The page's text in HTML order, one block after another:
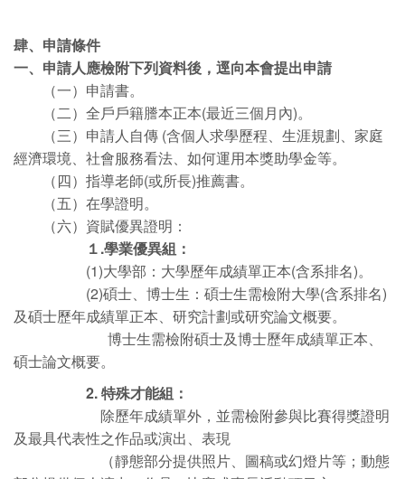
肆、申請條件
一、申請人應檢附下列資料後，逕向本會提出申請
（一）申請書。
（二）全戶戶籍謄本正本(最近三個月內)。
（三）申請人自傳 (含個人求學歷程、生涯規劃、家庭
經濟環境、社會服務看法、如何運用本獎助學金等。
（四）指導老師(或所長)推薦書。
（五）在學證明。
（六）資賦優異證明：
１.學業優異組：
(1)大學部：大學歷年成績單正本(含系排名)。
(2)碩士、博士生：碩士生需檢附大學(含系排名)
及碩士歷年成績單正本、研究計劃或研究論文概要。
博士生需檢附碩士及博士歷年成績單正本、
碩士論文概要。
2. 特殊才能組：
除歷年成績單外，並需檢附參與比賽得獎證明
及最具代表性之作品或演出、表現
（靜態部分提供照片、圖稿或幻燈片等；動態